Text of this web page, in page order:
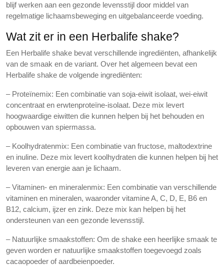
blijf werken aan een gezonde levensstijl door middel van
regelmatige lichaamsbeweging en uitgebalanceerde voeding.
Wat zit er in een Herbalife shake?
Een Herbalife shake bevat verschillende ingrediënten, afhankelijk
van de smaak en de variant. Over het algemeen bevat een
Herbalife shake de volgende ingrediënten:
– Proteïnemix: Een combinatie van soja-eiwit isolaat, wei-eiwit
concentraat en erwtenproteïne-isolaat. Deze mix levert
hoogwaardige eiwitten die kunnen helpen bij het behouden en
opbouwen van spiermassa.
– Koolhydratenmix: Een combinatie van fructose, maltodextrine
en inuline. Deze mix levert koolhydraten die kunnen helpen bij het
leveren van energie aan je lichaam.
– Vitaminen- en mineralenmix: Een combinatie van verschillende
vitaminen en mineralen, waaronder vitamine A, C, D, E, B6 en
B12, calcium, ijzer en zink. Deze mix kan helpen bij het
ondersteunen van een gezonde levensstijl.
– Natuurlijke smaakstoffen: Om de shake een heerlijke smaak te
geven worden er natuurlijke smaakstoffen toegevoegd zoals
cacaopoeder of aardbeienpoeder.